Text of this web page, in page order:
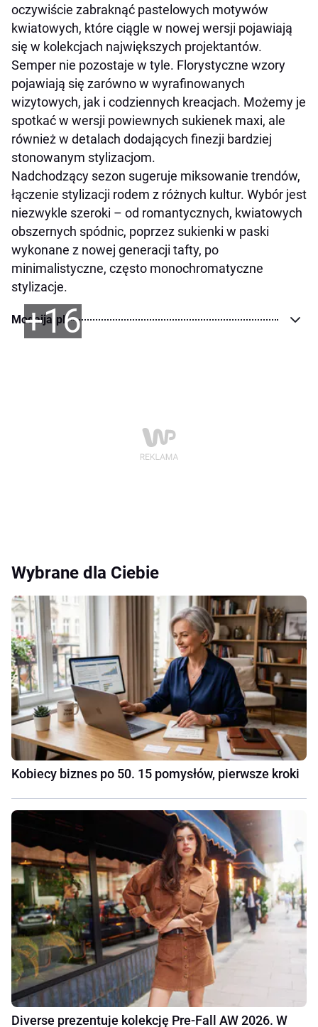
oczywiście zabraknąć pastelowych motywów
kwiatowych, które ciągle w nowej wersji pojawiają
się w kolekcjach największych projektantów.
Semper nie pozostaje w tyle. Florystyczne wzory
pojawiają się zarówno w wyrafinowanych
wizytowych, jak i codziennych kreacjach. Możemy je
spotkać w wersji powiewnych sukienek maxi, ale
również w detalach dodających finezji bardziej
stonowanym stylizacjom.
Nadchodzący sezon sugeruje miksowanie trendów,
łączenie stylizacji rodem z różnych kultur. Wybór jest
niezwykle szeroki – od romantycznych, kwiatowych
obszernych spódnic, poprzez sukienki w paski
wykonane z nowej generacji tafty, po
minimalistyczne, często monochromatyczne
stylizacje.
+16
Modaija.pl
Wybrane dla Ciebie
Kobiecy biznes po 50. 15 pomysłów, pierwsze kroki
Diverse prezentuje kolekcję Pre-Fall AW 2026. W